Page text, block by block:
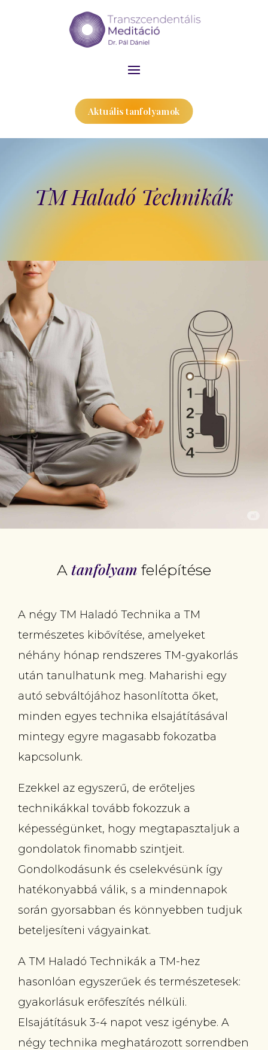
Aktuális tanfolyamok
TM Haladó Technikák
A tanfolyam felépítése
A négy TM Haladó Technika a TM
természetes kibővítése, amelyeket
néhány hónap rendszeres TM-gyakorlás
után tanulhatunk meg. Maharishi egy
autó sebváltójához hasonlította őket,
minden egyes technika elsajátításával
mintegy egyre magasabb fokozatba
kapcsolunk.
Ezekkel az egyszerű, de erőteljes
technikákkal tovább fokozzuk a
képességünket, hogy megtapasztaljuk a
gondolatok finomabb szintjeit.
Gondolkodásunk és cselekvésünk így
hatékonyabbá válik, s a mindennapok
során gyorsabban és könnyebben tudjuk
beteljesíteni vágyainkat.
A TM Haladó Technikák a TM-hez
hasonlóan egyszerűek és természetesek:
gyakorlásuk erőfeszítés nélküli.
Elsajátításuk 3-4 napot vesz igénybe. A
négy technika meghatározott sorrendben